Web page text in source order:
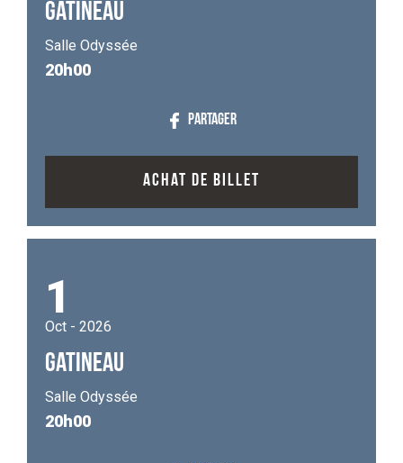
GATINEAU
Salle Odyssée
20h00
PARTAGER
ACHAT DE BILLET
1
Oct - 2026
GATINEAU
Salle Odyssée
20h00